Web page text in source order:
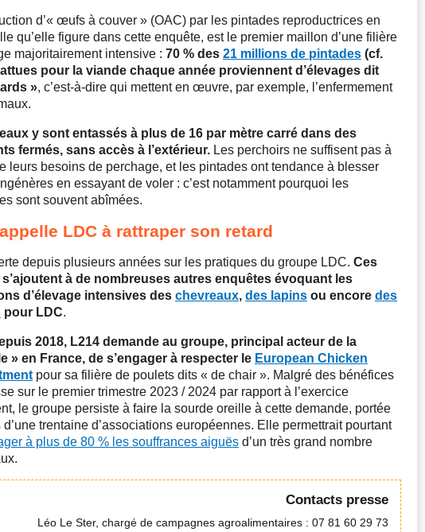
d’« œufs à couver » (OAC) par les pintades reproductrices en
qu’elle figure dans cette enquête, est le premier maillon d’une filière
majoritairement intensive : 70 % des 21 millions de pintades (cf.
pour la viande chaque année proviennent d’élevages dit
», c’est-à-dire qui mettent en œuvre, par exemple, l’enfermement
y sont entassés à plus de 16 par mètre carré dans des
fermés, sans accès à l’extérieur. Les perchoirs ne suffisent pas à
leurs besoins de perchage, et les pintades ont tendance à blesser
en essayant de voler : c’est notamment pourquoi les
sont souvent abîmées.
LDC à rattraper son retard
depuis plusieurs années sur les pratiques du groupe LDC. Ces
à de nombreuses autres enquêtes évoquant les
d’élevage intensives des chevreaux, des lapins ou encore des
pour LDC.
2018, L214 demande au groupe, principal acteur de la
» en France, de s’engager à respecter le European Chicken
pour sa filière de poulets dits « de chair ». Malgré des bénéfices
sur le premier trimestre 2023 / 2024 par rapport à l’exercice
le groupe persiste à faire la sourde oreille à cette demande, portée
d’une trentaine d’associations européennes. Elle permettrait pourtant
à plus de 80 % les souffrances aiguës d’un très grand nombre
Contacts presse
Léo Le Ster, chargé de campagnes agroalimentaires : 07 81 60 29 73